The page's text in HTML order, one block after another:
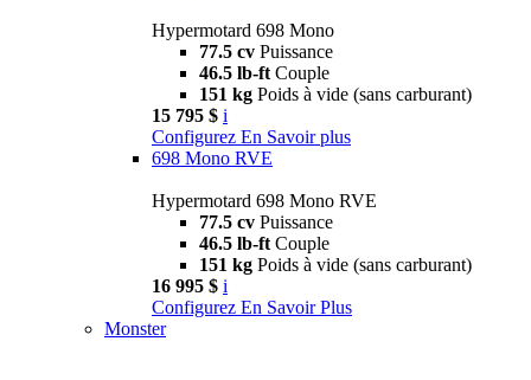
Hypermotard 698 Mono
77.5 cv Puissance
46.5 lb-ft Couple
151 kg Poids à vide (sans carburant)
15 795 $ i
Configurez En Savoir plus
698 Mono RVE
Hypermotard 698 Mono RVE
77.5 cv Puissance
46.5 lb-ft Couple
151 kg Poids à vide (sans carburant)
16 995 $ i
Configurez En Savoir Plus
Monster